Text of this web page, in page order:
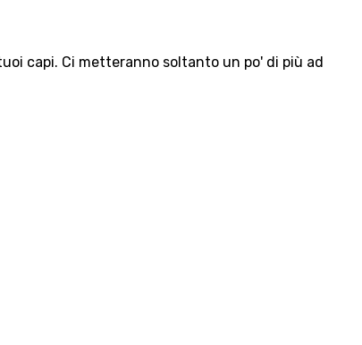
capi. Ci metteranno soltanto un po' di più ad